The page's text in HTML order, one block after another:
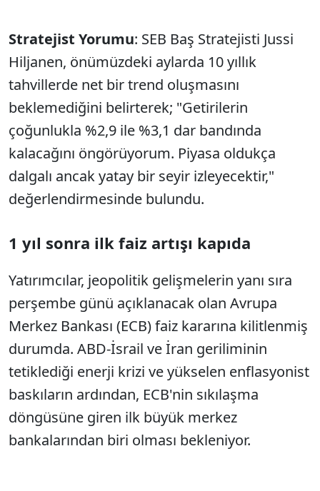
Stratejist Yorumu: SEB Baş Stratejisti Jussi
Hiljanen, önümüzdeki aylarda 10 yıllık
tahvillerde net bir trend oluşmasını
beklemediğini belirterek; "Getirilerin
çoğunlukla %2,9 ile %3,1 dar bandında
kalacağını öngörüyorum. Piyasa oldukça
dalgalı ancak yatay bir seyir izleyecektir,"
değerlendirmesinde bulundu.
1 yıl sonra ilk faiz artışı kapıda
Yatırımcılar, jeopolitik gelişmelerin yanı sıra
perşembe günü açıklanacak olan Avrupa
Merkez Bankası (ECB) faiz kararına kilitlenmiş
durumda. ABD-İsrail ve İran geriliminin
tetiklediği enerji krizi ve yükselen enflasyonist
baskıların ardından, ECB'nin sıkılaşma
döngüsüne giren ilk büyük merkez
bankalarından biri olması bekleniyor.